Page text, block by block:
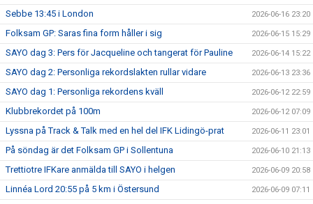
Sebbe 13:45 i London 2026-06-16 23:20
Folksam GP: Saras fina form håller i sig 2026-06-15 15:29
SAYO dag 3: Pers för Jacqueline och tangerat för Pauline 2026-06-14 15:22
SAYO dag 2: Personliga rekordslakten rullar vidare 2026-06-13 23:36
SAYO dag 1: Personliga rekordens kväll 2026-06-12 22:59
Klubbrekordet på 100m 2026-06-12 07:09
Lyssna på Track & Talk med en hel del IFK Lidingö-prat 2026-06-11 23:01
På söndag är det Folksam GP i Sollentuna 2026-06-10 21:13
Trettiotre IFKare anmälda till SAYO i helgen 2026-06-09 20:58
Linnéa Lord 20:55 på 5 km i Östersund 2026-06-09 07:11